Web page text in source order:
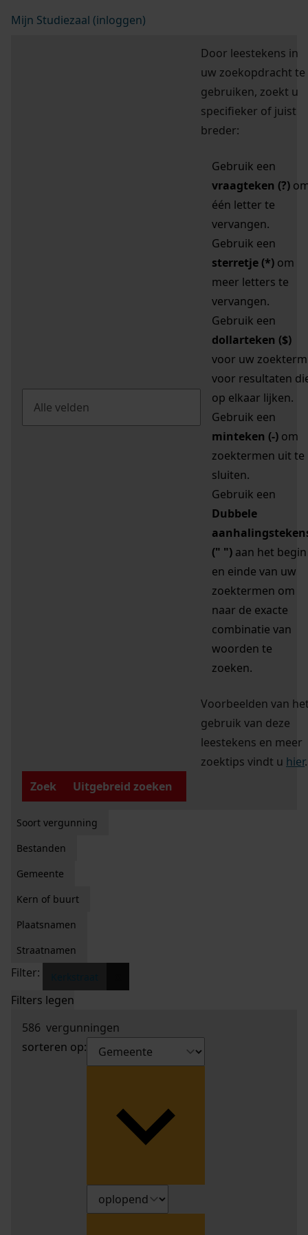
Mijn Studiezaal (inloggen)
Door leestekens in
uw zoekopdracht te
gebruiken, zoekt u
specifieker of juist
breder:
Gebruik een
vraagteken (?)
één letter te
vervangen.
Gebruik een
sterretje (*) om
meer letters te
vervangen.
Gebruik een
dollarteken ($)
voor uw zoekterm
voor resultaten
op elkaar lijken.
Gebruik een
minteken (-) om
zoektermen uit te
sluiten.
Gebruik een
Dubbele
(" ") aan het begin
en einde van uw
zoektermen om
naar de exacte
combinatie van
woorden te
zoeken.
Voorbeelden van
gebruik van deze
leestekens en meer
zoektips vindt u hier.
Zoek
Uitgebreid zoeken
Soort vergunning
Bestanden
Gemeente
Kern of buurt
Plaatsnamen
Straatnamen
Filter:
Filters legen
586 vergunningen
sorteren op: